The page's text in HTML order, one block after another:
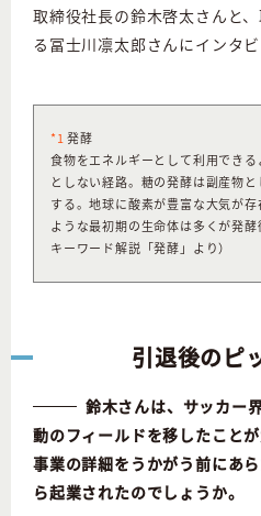
取締役社長の鈴木啓太さんと
る冨士川凛太郎さんにインタ
*1発酵
食物をエネルギーとして利用でき
としない経路。糖の発酵は副産物
する。地球に酸素が豊富な大気が
ような最初期の生命体は多くが発酵
キーワード解説「発酵」より）
引退後のピ
鈴木さんは、サッカー
動のフィールドを移したこと
事業の詳細をうかがう前にあ
ら起業されたのでしょうか。